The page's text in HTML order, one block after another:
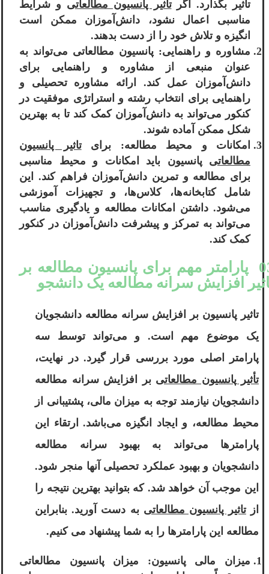
تأثیر بگذارد. اگرتاثیر پانسیون مطالعاتی و شرایط
مناسبی اعمال نشود، دانش‌آموزان ممکن است
انگیزه و تلاش خود را از دست بدهند.
مشاوره و راهنمایی: پانسیون مطالعاتی می‌تواند به
عنوان منبعی از مشاوره و راهنمایی برای
دانش‌آموزان عمل کند. ارائه مشاوره تحصیلی و
راهنمایی برای انتخاب رشته و استراتژی موفقیت در
کنکور می‌تواند به دانش‌آموزان کمک کند تا به بهترین
شکل ممکن آماده شوند.
امکانات و محیط مطالعه: برایتاثیر پانسیون
مطالعاتی پانسیون باید امکانات و محیط مناسبی
برای مطالعه و تمرین دانش‌آموزان فراهم کند. این
شامل کتابخانه‌ها، کلاس‌ها، و تجهیزات آموزشی
می‌شود. داشتن امکانات مطالعه و یادگیری مناسب
می‌تواند به تمرکز و پیشرفت دانش‌آموزان در کنکور
کمک کند.
03 پارامتر مهم برای پانسیون مطالعه بر
افزایش سرانه مطالعه یک دانشجو
تاثیر پانسیون بر افزایش سرانه مطالعه دانشجویان
یک موضوع مهم است. و می‌تواند توسط سه
پارامتر اصلی مورد بررسی قرار گیرد. در نهایت،
تأثیر پانسیون مطالعاتی بر افزایش سرانه مطالعه
دانشجویان نیازمند توجه به میزان مالی، پشتیبانی از
محیط مطالعه، و ایجاد انگیزه می‌باشد. ارتقاء این
پارامترها می‌تواند به بهبود سرانه مطالعه
دانشجویان و بهبود عملکرد تحصیلی آنها منجر شود.
این موجب آن خواهد شد. که بتوانید بهترین نتیجه را
ازتاثیر پانسیون مطالعاتی به دست آورید. بنابراین
مطالعه این پارامترها را به شما پیشنهاد می کنیم.
میزان مالی پانسیون: میزان پانسیون مطالعاتی